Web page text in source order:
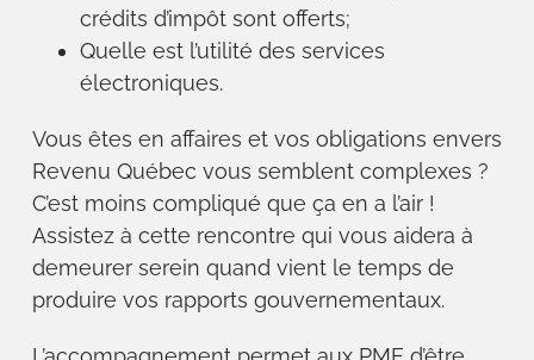
crédits d’impôt sont offerts;
Quelle est l’utilité des services
électroniques.
Vous êtes en affaires et vos obligations envers
Revenu Québec vous semblent complexes ?
C’est moins compliqué que ça en a l’air !
Assistez à cette rencontre qui vous aidera à
demeurer serein quand vient le temps de
produire vos rapports gouvernementaux.